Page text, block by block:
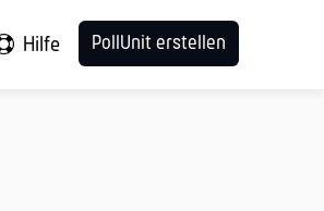
Hilfe PollUnit erstellen